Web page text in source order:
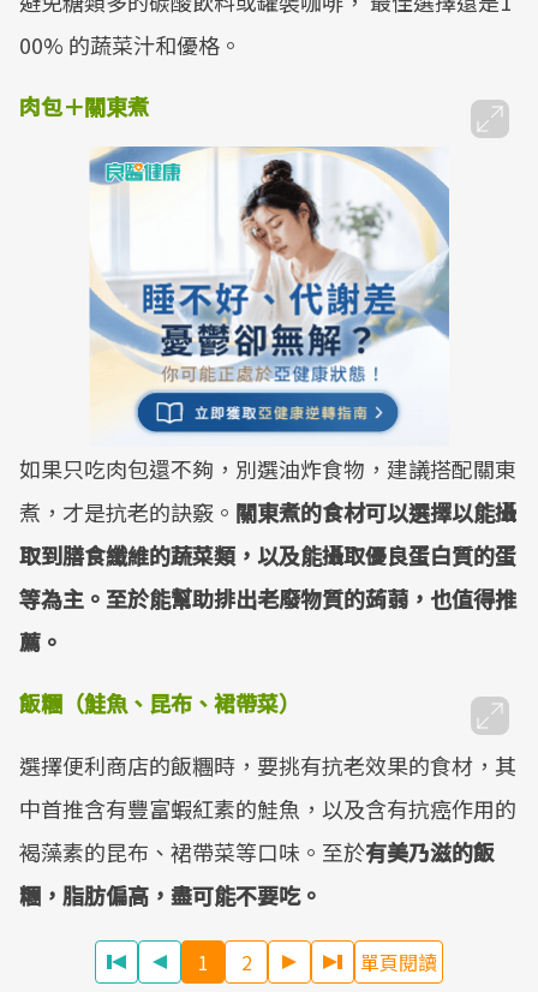
00% 的蔬菜汁和優格。
肉包＋關東煮
如果只吃肉包還不夠，別選油炸食物，建議搭配關東
煮，才是抗老的訣竅。 關東煮的食材可以選擇以能攝
取到膳食纖維的蔬菜類，以及能攝取優良蛋白質的蛋
等為主。至於能幫助排出老廢物質的蒟蒻，也值得推
薦。
飯糰（鮭魚、昆布、裙帶菜）
選擇便利商店的飯糰時，要挑有抗老效果的食材，其
中首推含有豐富蝦紅素的鮭魚，以及含有抗癌作用的
褐藻素的昆布、裙帶菜等口味。至於有美乃滋的飯
糰，脂肪偏高，盡可能不要吃。
1 2 單頁閱讀